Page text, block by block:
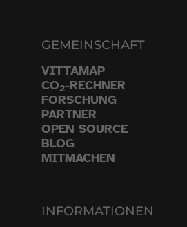
GEMEINSCHAFT
VITTAMAP
CO2-RECHNER
FORSCHUNG
PARTNER
OPEN SOURCE
BLOG
MITMACHEN
INFORMATIONEN